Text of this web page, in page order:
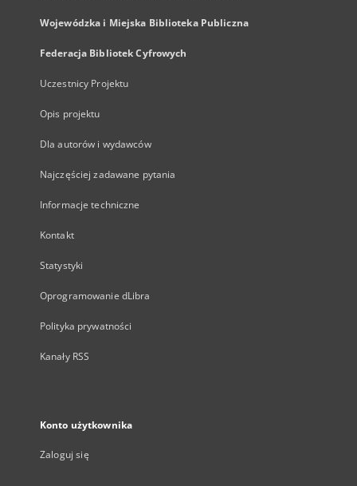
Wojewódzka i Miejska Biblioteka Publiczna
Federacja Bibliotek Cyfrowych
Uczestnicy Projektu
Opis projektu
Dla autorów i wydawców
Najczęściej zadawane pytania
Informacje techniczne
Kontakt
Statystyki
Oprogramowanie dLibra
Polityka prywatności
Kanały RSS
Konto użytkownika
Zaloguj się